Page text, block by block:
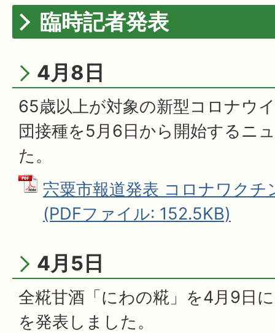
臨時記者発表
4月8日
65歳以上が対象の新型コロナウ
団接種を5月6日から開始するニ
た。
宍粟市報道発表 コロナワクチ
(PDFファイル: 152.5KB)
4月5日
全糀甘酒「にわの糀」を4月9日
を発表しました。